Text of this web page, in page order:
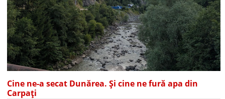
Cine ne-a secat Dunărea. Și cine ne fură apa din
Carpați